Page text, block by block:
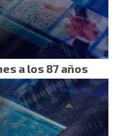
a los 87 años